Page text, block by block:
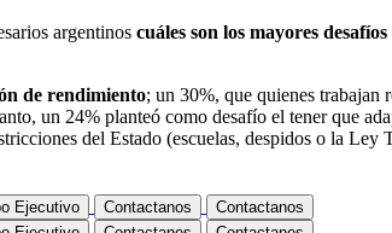
argentinos cuáles son los mayores
de rendimiento; un 30%, que quienes trabajan
un 24% planteó como desafío el tener que
del Estado (escuelas, despidos o la Ley
Ejecutivo Contactanos
Contactanos